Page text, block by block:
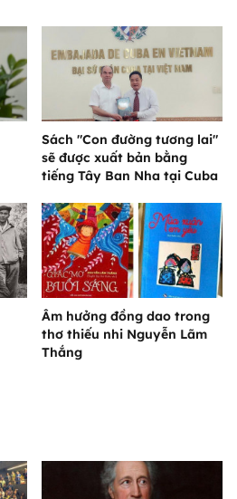
Sách "Con đường tương lai"
sẽ được xuất bản bằng
tiếng Tây Ban Nha tại Cuba
Âm hưởng đồng dao trong
thơ thiếu nhi Nguyễn Lãm
Thắng